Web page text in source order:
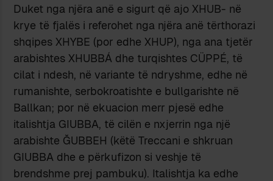
Duket nga njëra anë e sigurt që ajo XHUB- në
krye të fjalës i referohet nga njëra anë tërthorazi
shqipes XHYBE (por edhe XHUP), nga ana tjetër
arabishtes XHUBBÁ dhe turqishtes CÜPPÉ, të
cilat i ndesh, në variante të ndryshme, edhe në
rumanishte, serbokroatishte e bullgarishte në
Ballkan; por në ekuacion merr pjesë edhe
italishtja GIUBBA, të cilën e nxjerrin nga një
arabishte ĞUBBEH (këtë Treccani e shkruan
GIUBBA dhe e përkufizon si veshje të
brendshme prej pambuku). Italishtja ka edhe